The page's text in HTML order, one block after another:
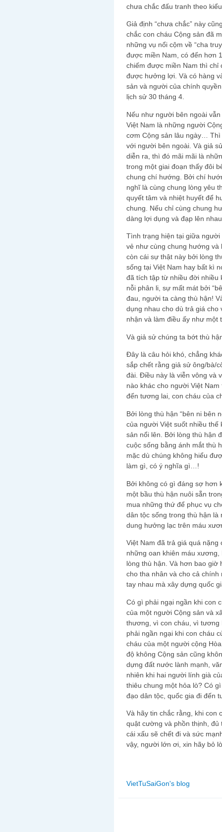
chưa chắc đấu tranh theo
Giả định “chưa chắc” này
chắc con cháu Cộng sản đã
những vụ nổi cộm về “cha
được miền Nam, có đến hơn
chiếm được miền Nam thì chỉ
được hưởng lợi. Và có hàng
sản và người của chính
lịch sử 30 tháng 4.
Nếu như người bên ngoài
Việt Nam là những người
cơm Cộng sản lâu ngày…
với người bên ngoài. Và giả
diễn ra, thì đó mãi mãi là
trong một giai đoạn thấy đôi
chung chí hướng. Bởi chí
nghĩ là cùng chung lòng yêu
quyết tâm và nhiệt huyết để
chung. Nếu chỉ cùng chung
dàng lợi dụng và đạp lên
Tình trạng hiện tại giữa
vẻ như cùng chung hướng
còn cái sự thật này bởi lòng
sống tại Việt Nam hay bất kì
đã tích tập từ nhiều đời nhiều
nỗi phân li, sự mất mát bởi
đau, người ta càng thù hận!
dụng nhau cho dù trả giá
nhận và làm điều ấy như một
Và giả sử chúng ta bớt thù
Đây là câu hỏi khó, chẳng
sắp chết rằng giả sử ông/bà/
đài. Điều này là viễn vông và
nào khác cho người Việt
đến tương lai, con cháu của
Bởi lòng thù hận “bên ni bên
của người Việt suốt nhiều thế
sản nổi lên. Bởi lòng thù hận
cuộc sống bằng ánh mắt thù
mặc dù chúng không hiểu
làm gì, có ý nghĩa gì…!
Bởi không có gì đáng sợ hơn
một bầu thù hận nuôi sẵn
mua những thứ để phục vụ
dân tộc sống trong thù hận
dung hưởng lạc trên máu
Việt Nam đã trả giá quá
những oan khiên máu
lòng thù hận. Và hơn bao giờ
cho tha nhân và cho cả
tay nhau mà xây dựng quốc
Có gì phải ngại ngần khi con
của một người Cộng sản và
thương, vì con cháu, vì tương
phải ngần ngại khi con cháu
cháu của một người cộng
độ không Cộng sản cũng
dựng đất nước lành mạnh,
nhiên khi hai người lính già
thiêu chung một hỏa lò? Có
đạo dân tộc, quốc gia đi đến
Và hãy tin chắc rằng, khi con
quật cường và phồn thịnh,
cái xấu sẽ chết đi và sức
vậy, người lớn ơi, xin hãy bỏ
VietTuSaiGon's blog